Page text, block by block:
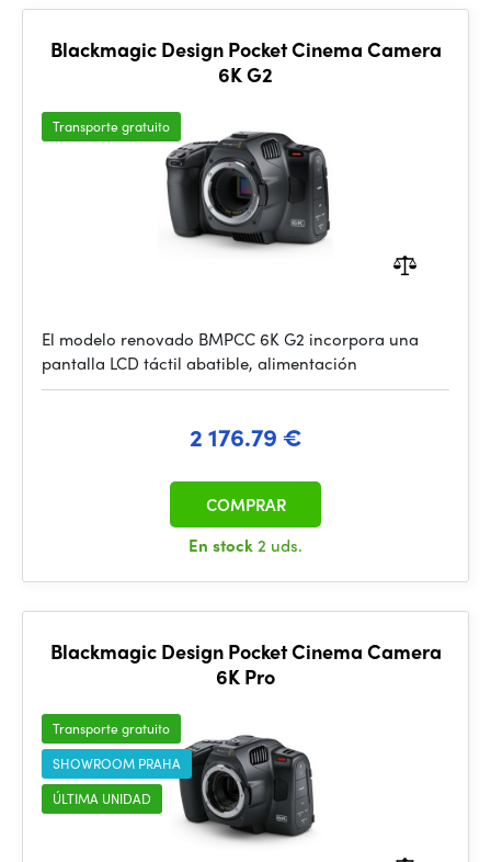
Blackmagic Design Pocket Cinema Camera
6K G2
Transporte gratuito
El modelo renovado BMPCC 6K G2 incorpora una
pantalla LCD táctil abatible, alimentación
2 176.79 €
En stock2 uds.
COMPRAR
Blackmagic Design Pocket Cinema Camera
6K Pro
Transporte gratuito
SHOWROOM PRAHA
ÚLTIMA UNIDAD